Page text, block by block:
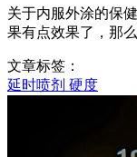
关于内服外涂的保
果有点效果了，那
文章标签：
延时喷剂 硬度